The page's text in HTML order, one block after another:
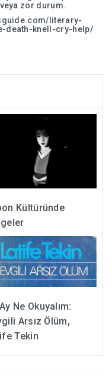
zor durum.
literary-
death-knell-cry-help/
Kültüründe
Ne Okuyalım:
Arsız Ölüm,
Tekin